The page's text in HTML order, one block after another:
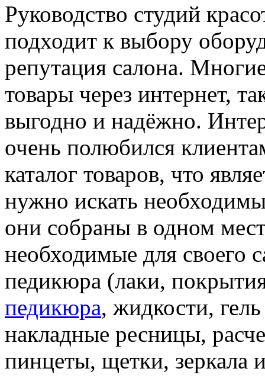
Руководство студий
подходит к выбору
репутация салона.
товары через интернет,
выгодно и надёжно.
очень полюбился
каталог товаров, что
нужно искать
они собраны в одном
необходимые для своего
педикюра (лаки,
педикюра, жидкости,
накладные ресницы,
пинцеты, щетки, зеркала